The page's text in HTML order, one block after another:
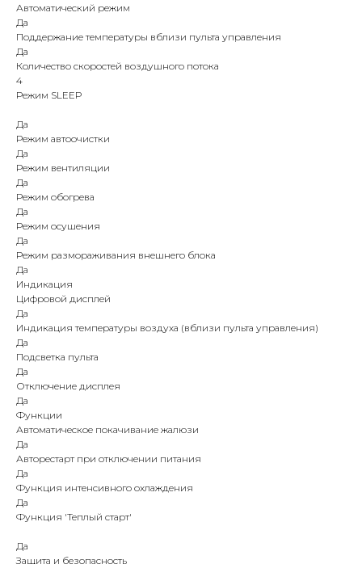
Автоматический режим
Да
Поддержание температуры вблизи пульта управления
Да
Количество скоростей воздушного потока
4
Режим SLEEP
Да
Режим автоочистки
Да
Режим вентиляции
Да
Режим обогрева
Да
Режим осушения
Да
Режим размораживания внешнего блока
Да
Индикация
Цифровой дисплей
Да
Индикация температуры воздуха (вблизи пульта управления)
Да
Подсветка пульта
Да
Отключение дисплея
Да
Функции
Автоматическое покачивание жалюзи
Да
Авторестарт при отключении питания
Да
Функция интенсивного охлаждения
Да
Функция 'Теплый старт'
Да
Защита и безопасность